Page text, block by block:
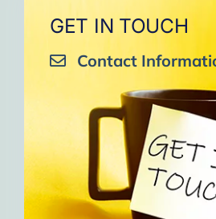
GET IN TOUCH
Contact